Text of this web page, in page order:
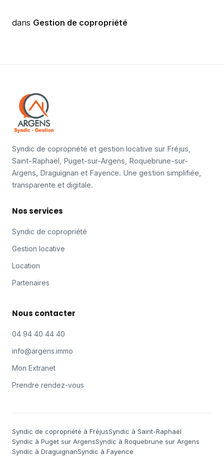
dans Gestion de copropriété
Syndic de copropriété et gestion locative sur Fréjus,
Saint-Raphaël, Puget-sur-Argens, Roquebrune-sur-
Argens, Draguignan et Fayence. Une gestion simplifiée,
transparente et digitale.
Nos services
Syndic de copropriété
Gestion locative
Location
Partenaires
Nous contacter
04 94 40 44 40
info@argens.immo
Mon Extranet
Prendre rendez-vous
Syndic de copropriété à FréjusSyndic à Saint-Raphaël
Syndic à Puget sur ArgensSyndic à Roquebrune sur Argens
Syndic à DraguignanSyndic à Fayence